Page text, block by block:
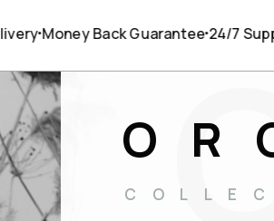
Back Guarantee 24/7 SupportHigh